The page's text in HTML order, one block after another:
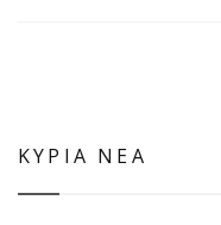
ΚΥΡΙΑ ΝΕΑ